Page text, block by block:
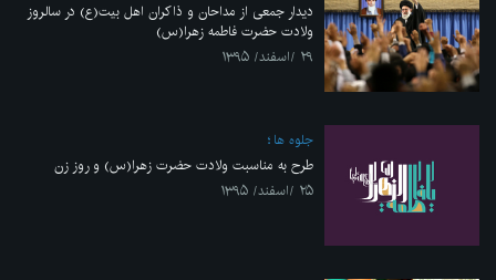
دیدار جمعی از مداحان و ذاکران اهل بیت(ع) در سالروز
ولادت حضرت فاطمه زهرا(س)
۲۹ /اسفند/ ۱۳۹۵
جلوه ها
طرح به مناسبت ولادت حضرت زهرا(س) و روز زن
۲۵ /اسفند/ ۱۳۹۵